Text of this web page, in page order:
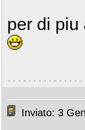
per di piu
Inviato: 3